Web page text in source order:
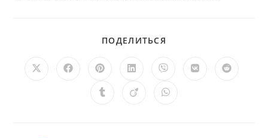
ПОДЕЛИТЬСЯ
Открывается
Открывается
новом
Открывается
в
новом
Открывается
в
новом
Открывается
в
новом
Открывается
Открывается
ОткрываетсяОткрывается